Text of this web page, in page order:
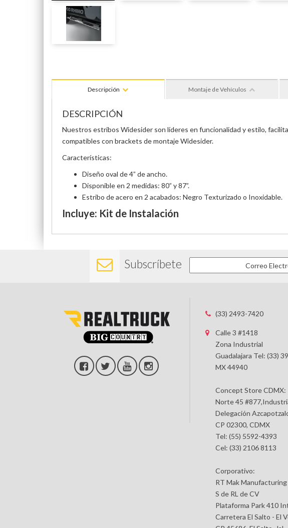
Descripción Montaje de Vehículos
DESCRIPCIÓN
Nuestros estribos Widesider son líderes en funcionalidad y estilo,
compatibles con brackets de montaje Widesider.
Características:
Diseño oval de 4” de ancho.
Disponible en 2 medidas: 80” y 87”.
Estribo de acero en 2 acabados: Negro Texturizado o Inoxidable.
Incluye: Kit de Instalación
Subscríbete
(33) 2493-7420
Calle 3 #1418
Zona Industrial
Guadalajara Tel: (33)
MX 44940
Concept Store CDMX:
Norte 45
Delegación
CP 02300, CDMX
Tel: (55) 5592-4393
Cel: (33) 2106 8113
Corporativo:
RT Mak Manufacturing
S de RL de CV
Plataforma Park 410
Carretera El Salto - El